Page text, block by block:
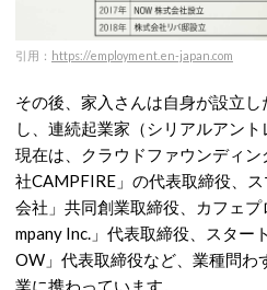
引用： https://employment.en-japan.com
その後、家入さんは自身が設立し
し、連続起業家（シリアルアント
現在は、クラウドファウンディ
社CAMPFIRE 」の代表取締役、ス
会社」共同創業取締役、カフェ
mpany Inc. 」代表取締役、スター
OW 」代表取締役など、業種問
業に携わっています。